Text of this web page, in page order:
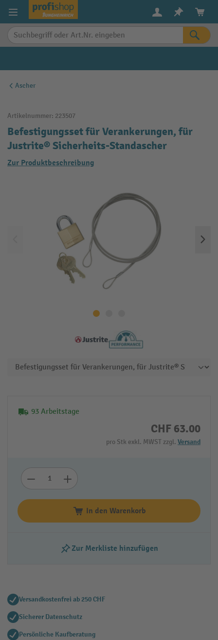
springen
Ascher
Artikelnummer: 223507
Befestigungsset für Verankerungen, für
Justrite® Sicherheits-Standascher
Zur Produktbeschreibung
93 Arbeitstage
CHF 63.00
pro Stk exkl. MWST zzgl. Versand
In den Warenkorb
Zur Merkliste hinzufügen
Versandkostenfrei ab 250 CHF
Sicherer Datenschutz
Persönliche Kaufberatung